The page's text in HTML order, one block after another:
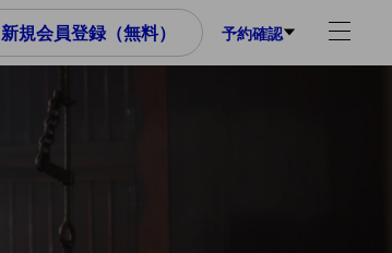
新規会員登録（無料） 予約確認